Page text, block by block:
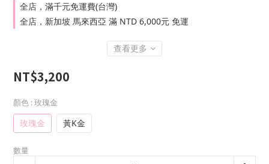
全店，滿千元免運費(台灣)
全店，新加坡 馬來西亞 滿 NTD 6,000元 免運
查看更多
NT$3,200
顏色 : 玫瑰金
玫瑰金 黃K金
數量